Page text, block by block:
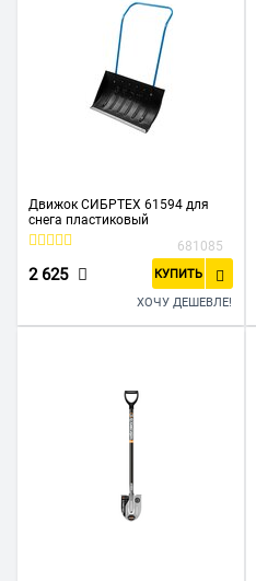
Движок СИБРТЕХ 61594 для
снега пластиковый
681085
2 625 КУПИТЬ
ХОЧУ ДЕШЕВЛЕ!